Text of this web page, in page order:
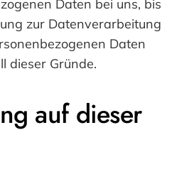
Daten bei uns, bis
zur Datenverarbeitung
Daten
dieser Gründe.
auf dieser